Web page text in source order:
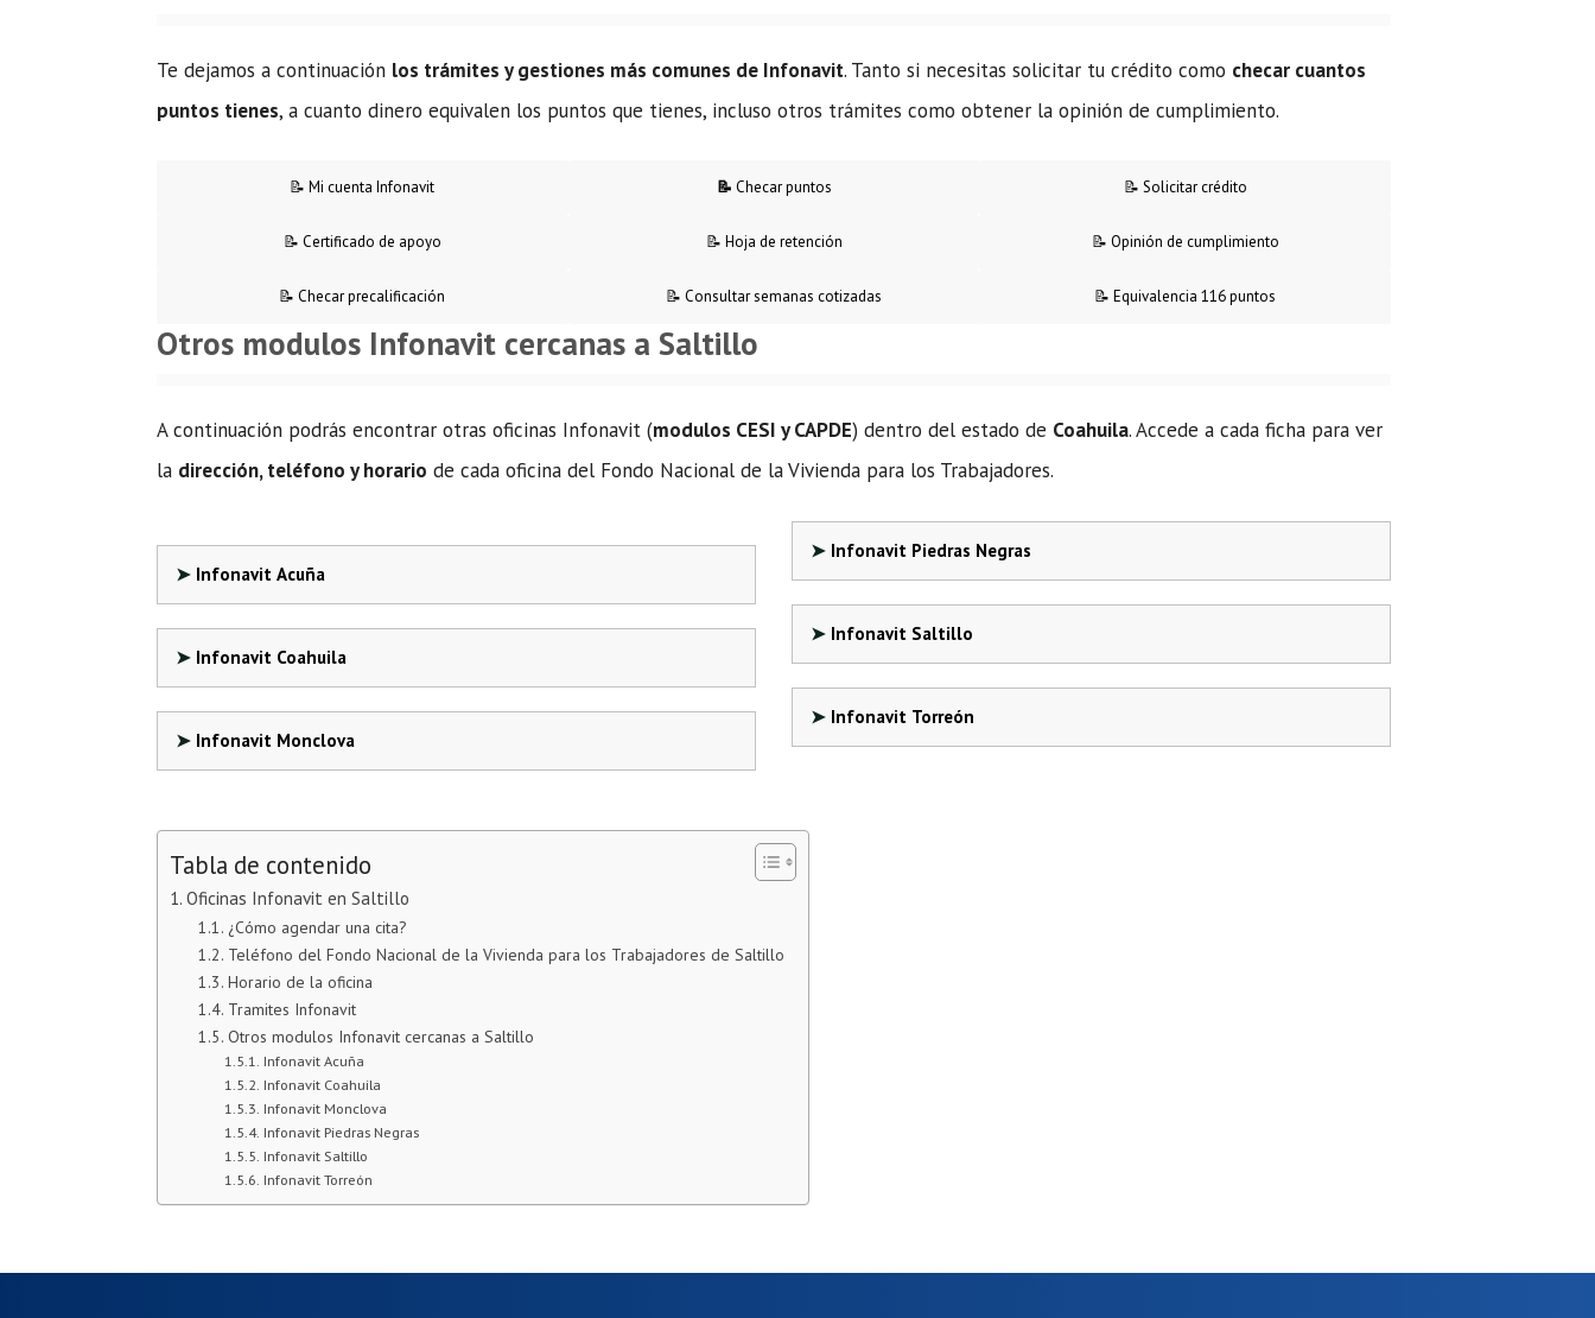
Te dejamos a continuación los trámites y gestiones más comunes de Infonavit. Tanto si necesitas solicitar tu crédito como checar cuantos
puntos tienes, a cuanto dinero equivalen los puntos que tienes, incluso otros trámites como obtener la opinión de cumplimiento.
📝 Mi cuenta Infonavit 📝 Checar puntos 📝 Solicitar crédito
📝 Certificado de apoyo 📝 Hoja de retención 📝 Opinión de cumplimiento
📝 Checar precalificación 📝 Consultar semanas cotizadas 📝 Equivalencia 116 puntos
Otros modulos Infonavit cercanas a Saltillo
A continuación podrás encontrar otras oficinas Infonavit (modulos CESI y CAPDE) dentro del estado de Coahuila. Accede a cada ficha para ver
la dirección, teléfono y horario de cada oficina del Fondo Nacional de la Vivienda para los Trabajadores.
Infonavit Acuña
Infonavit Coahuila
Infonavit Monclova
Infonavit Piedras Negras
Infonavit Saltillo
Infonavit Torreón
Tabla de contenido
Oficinas Infonavit en Saltillo
¿Cómo agendar una cita?
Teléfono del Fondo Nacional de la Vivienda para los Trabajadores de Saltillo
Horario de la oficina
Tramites Infonavit
Otros modulos Infonavit cercanas a Saltillo
Infonavit Acuña
Infonavit Coahuila
Infonavit Monclova
Infonavit Piedras Negras
Infonavit Saltillo
Infonavit Torreón